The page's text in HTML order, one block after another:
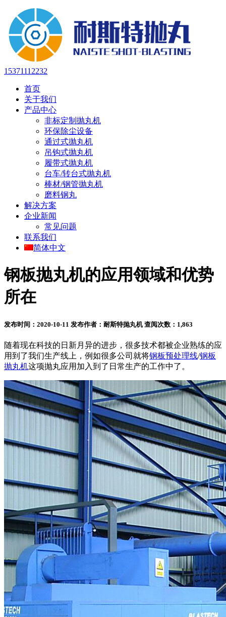
15371112232
首页
关于我们
产品中心
非标定制抛丸机
环保除尘设备
通过式抛丸机
吊钩式抛丸机
履带式抛丸机
台车/转台式抛丸机
棒材/钢管抛丸机
磨料钢丸
解决方案
企业新闻
常见问题
联系我们
简体中文
钢板抛丸机的应用领域和优势
所在
发布时间：2020-10-11 发布作者：耐斯特抛丸机 查阅次数：1,863
随着现在科技的日新月异的进步，很多技术都被企业熟练的应
用到了我们生产线上，例如很多公司就将钢板预处理线/钢板
抛丸机这项抛丸应用加入到了日常生产的工作中了。